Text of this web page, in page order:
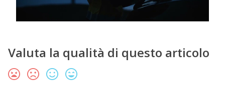
Valuta la qualità di questo articolo